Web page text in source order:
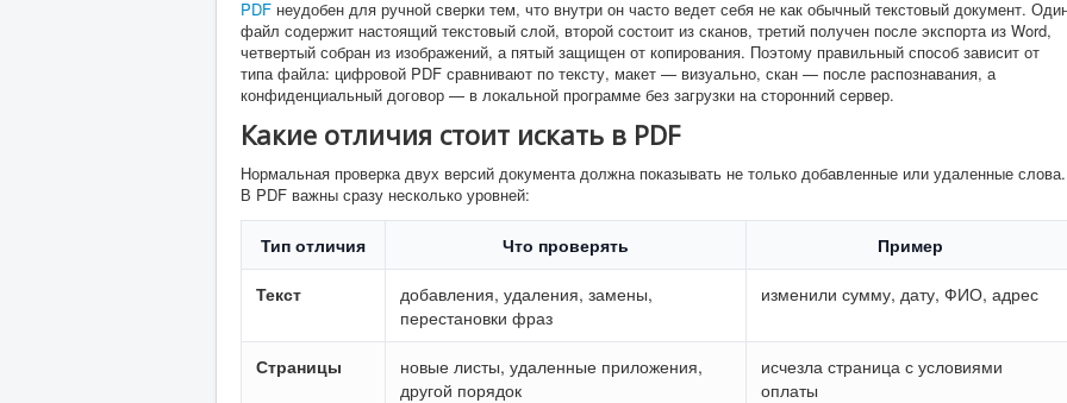
PDF неудобен для ручной сверки тем, что внутри он часто ведет себя не как обычный текстовый документ.
файл содержит настоящий текстовый слой, второй состоит из сканов, третий получен после экспорта из Word,
четвертый собран из изображений, а пятый защищен от копирования. Поэтому правильный способ зависит от
типа файла: цифровой PDF сравнивают по тексту, макет — визуально, скан — после распознавания, а
конфиденциальный договор — в локальной программе без загрузки на сторонний сервер.
Какие отличия стоит искать в PDF
Нормальная проверка двух версий документа должна показывать не только добавленные или удаленные слова.
В PDF важны сразу несколько уровней:
Тип отличия Что проверять Пример
Текст
добавления, удаления, замены,
перестановки фраз
изменили сумму, дату, ФИО, адрес
Страницы
новые листы, удаленные приложения,
другой порядок
исчезла страница с условиями
оплаты